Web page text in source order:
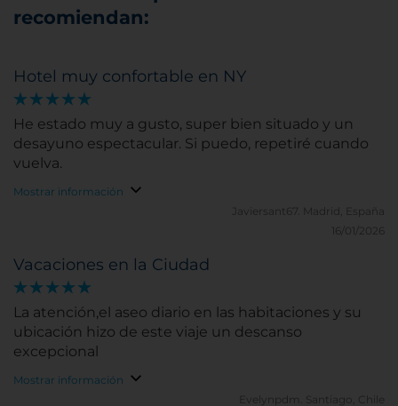
recomiendan:
Hotel muy confortable en NY
He estado muy a gusto, super bien situado y un
desayuno espectacular. Si puedo, repetiré cuando
vuelva.
Mostrar información
Javiersant67.
Madrid, España
16/01/2026
Vacaciones en la Ciudad
La atención,el aseo diario en las habitaciones y su
ubicación hizo de este viaje un descanso
excepcional
Mostrar información
Evelynpdm.
Santiago, Chile